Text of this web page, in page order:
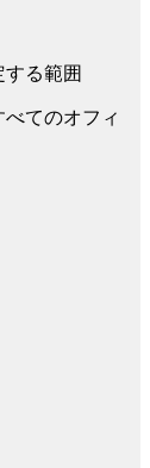
る範囲
てのオフィ